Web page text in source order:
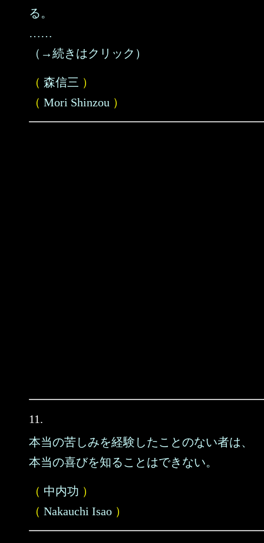
る。
……
（→続きはクリック）
（ 森信三 ）
（ Mori Shinzou ）
11.
本当の苦しみを経験したことのない者は、
本当の喜びを知ることはできない。
（ 中内功 ）
（ Nakauchi Isao ）